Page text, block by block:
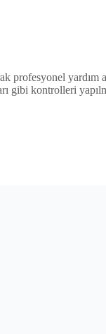
profesyonel yardım
gibi kontrolleri